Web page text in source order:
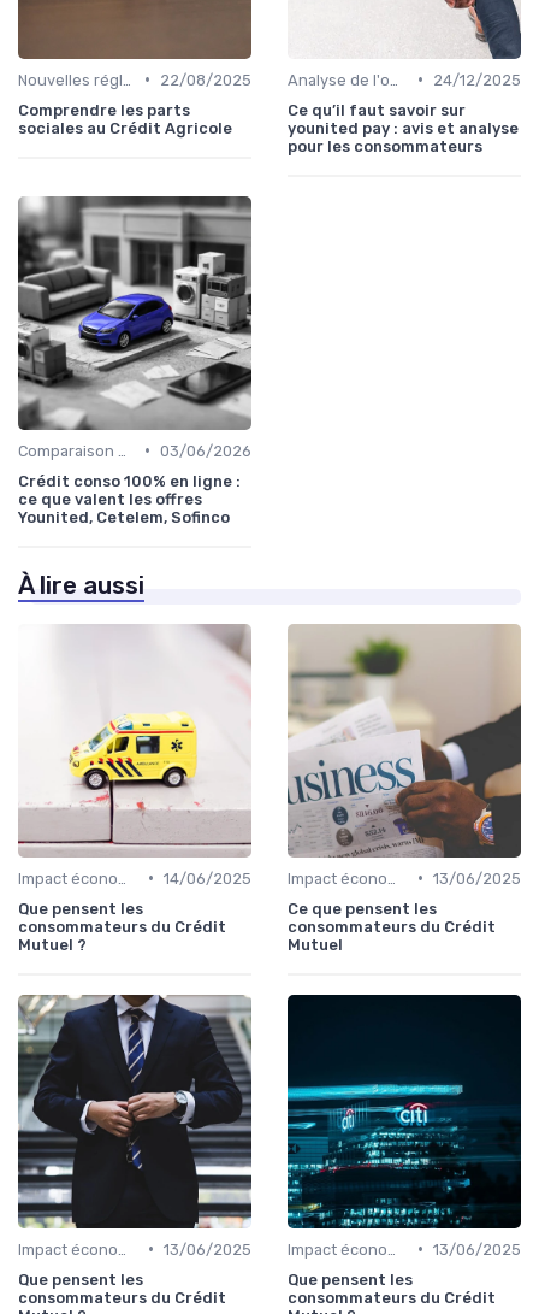
•
22/08/2025
Comprendre les parts
sociales au Crédit Agricole
•
24/12/2025
Ce qu’il faut savoir sur
younited pay : avis et analyse
pour les consommateurs
• 03/06/2026
Crédit conso 100% en ligne :
ce que valent les offres
Younited, Cetelem, Sofinco
À lire aussi
• 14/06/2025
Que pensent les
consommateurs du Crédit
Mutuel ?
• 13/06/2025
Ce que pensent les
consommateurs du Crédit
Mutuel
• 13/06/2025
Que pensent les
consommateurs du Crédit
• 13/06/2025
Que pensent les
consommateurs du Crédit